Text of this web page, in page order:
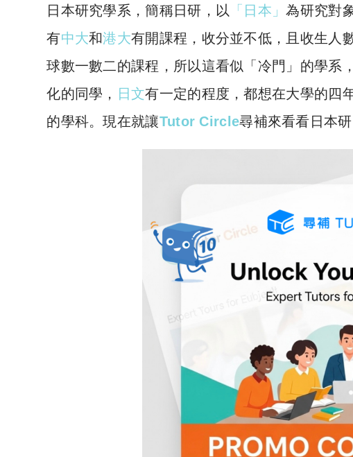
日本研究學系，簡稱日研，以 「日本」為研究對
有中大和港大有開課程，收分並不低，且收生人
球數一數二的課程，所以這看似「冷門」的學系
化的同學， 日文有一定的程度，都想在大學的四
的學科。現在就讓Tutor Circle尋補來看看日本